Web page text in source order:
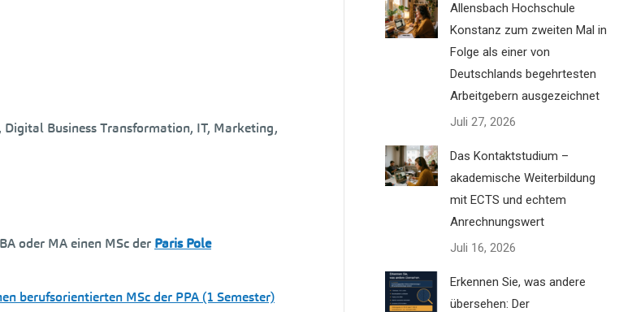
Business Transformation, IT, Marketing,
oder MA einen MSc der Paris Pole
berufsorientierten MSc der PPA (1 Semester)
Allensbach Hochschule
Konstanz zum zweiten Mal in
Folge als einer von
Deutschlands begehrtesten
Arbeitgebern ausgezeichnet
Juli 27, 2026
Das Kontaktstudium –
akademische Weiterbildung
mit ECTS und echtem
Anrechnungswert
Juli 16, 2026
Erkennen Sie, was andere
übersehen: Der